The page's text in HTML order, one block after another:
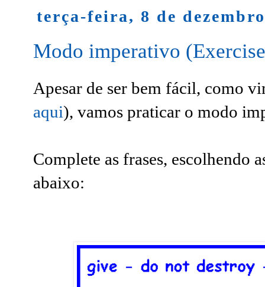
terça-feira, 8 de
Modo imperativo
Apesar de ser bem fácil, como
aqui), vamos praticar o modo
Complete as frases, escolhendo
abaixo: